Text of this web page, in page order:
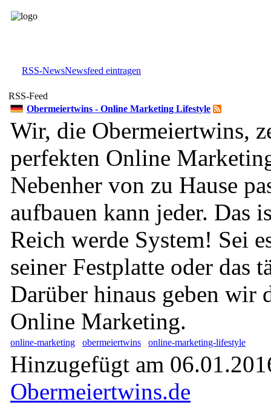
RSS-NewsNewsfeed eintragen
RSS-Feed
Obermeiertwins - Online Marketing Lifestyle
Wir, die Obermeiertwins,
perfekten Online
Nebenher von zu Hause
aufbauen kann jeder. Das
Reich werde System! Sei
seiner Festplatte oder das
Darüber hinaus geben wir
Online Marketing.
online-marketing obermeiertwins online-marketing-lifestyle
Hinzugefügt am
Obermeiertwins.de